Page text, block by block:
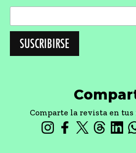
Comparte la revista en tus